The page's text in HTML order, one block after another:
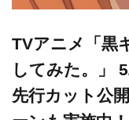
​TVアニメ「黒
してみた。」
先行カット公